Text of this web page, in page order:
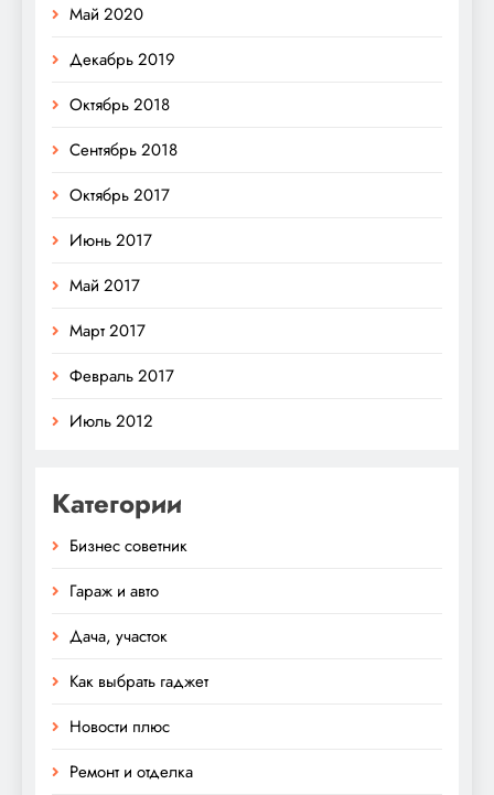
Май 2020
Декабрь 2019
Октябрь 2018
Сентябрь 2018
Октябрь 2017
Июнь 2017
Май 2017
Март 2017
Февраль 2017
Июль 2012
Категории
Бизнес советник
Гараж и авто
Дача, участок
Как выбрать гаджет
Новости плюс
Ремонт и отделка